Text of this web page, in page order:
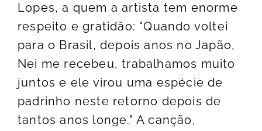
Lopes, a quem a artista tem enorme
respeito e gratidão: "Quando voltei
para o Brasil, depois anos no Japão,
Nei me recebeu, trabalhamos muito
juntos e ele virou uma espécie de
padrinho neste retorno depois de
tantos anos longe." A canção,